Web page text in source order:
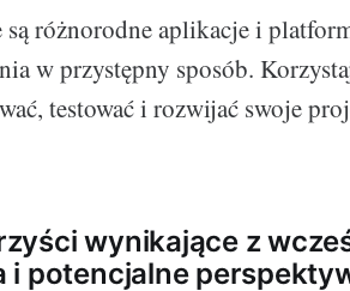
różnorodne aplikacje i
w przystępny sposób.
testować i rozwijać swoje
wynikające z
i potencjalne